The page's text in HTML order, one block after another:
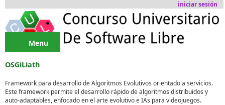
iniciar sesión
Menu
OSGiLiath
Framework para desarrollo de Algoritmos Evolutivos orientado a servicios.
Este framework permite el desarrollo rápido de algoritmos distribuidos y
auto-adaptables, enfocado en el arte evolutivo e IAs para videojuegos.